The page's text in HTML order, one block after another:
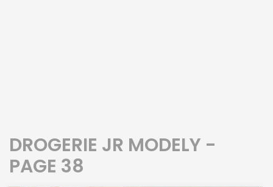
DROGERIE JR MODELY -
PAGE 38